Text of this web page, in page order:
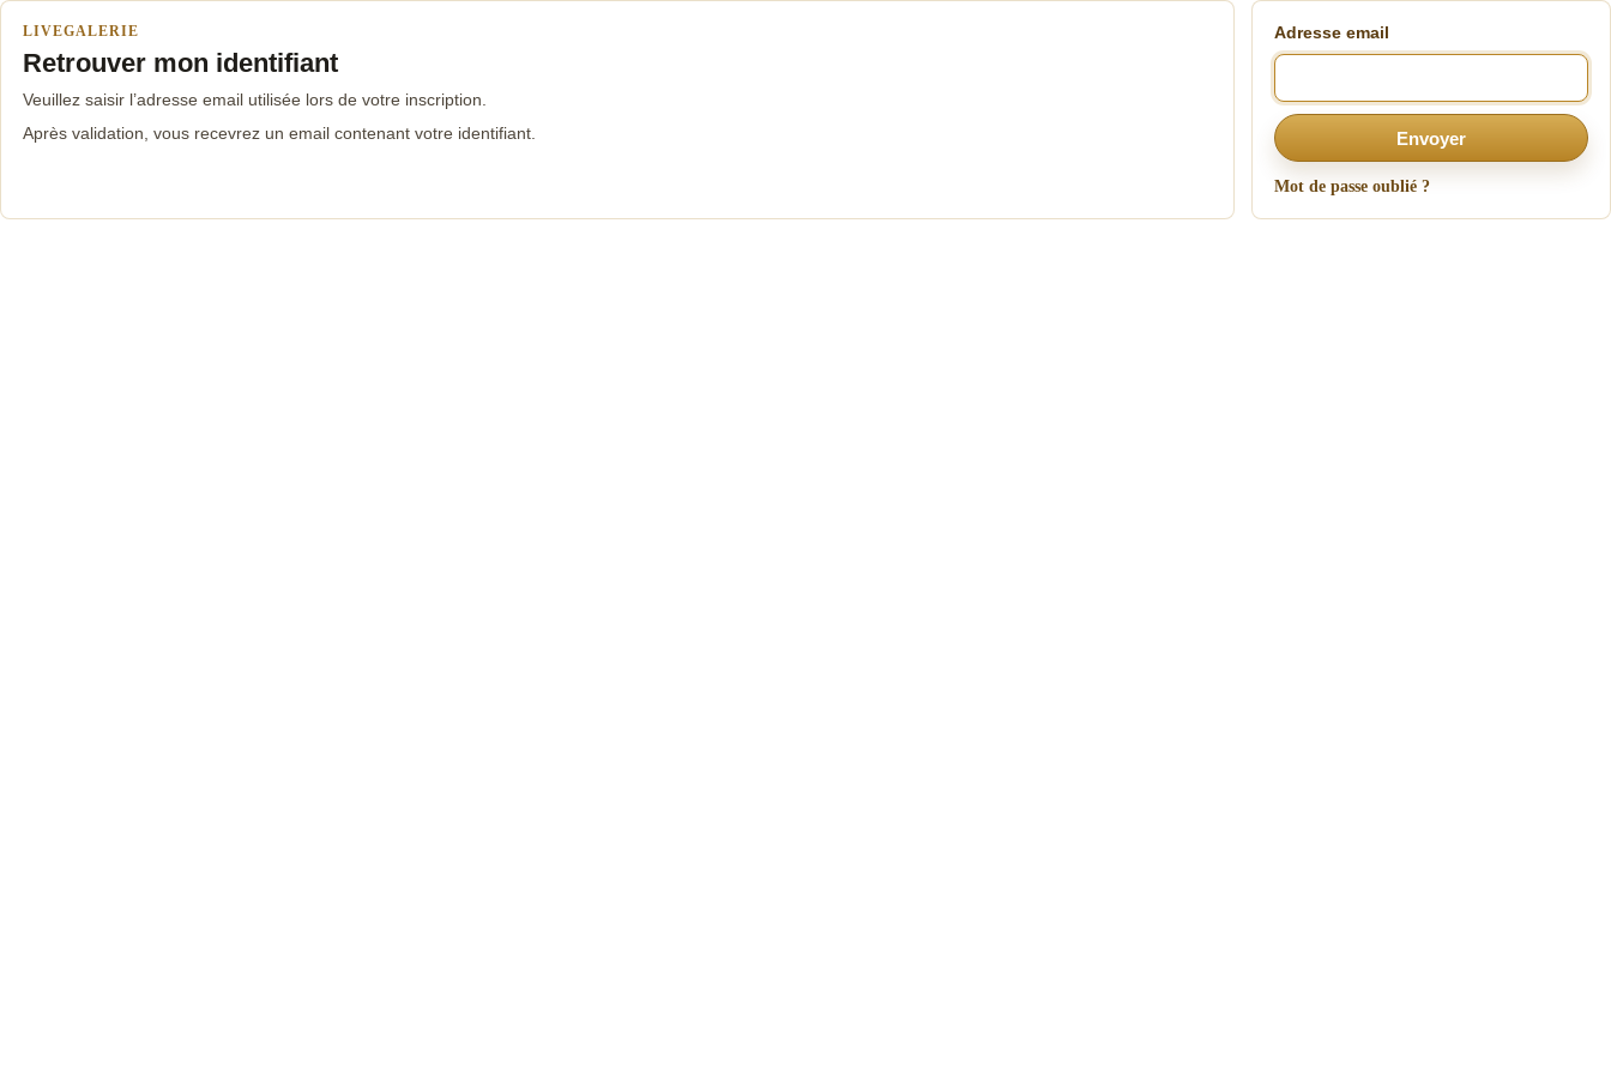
LIVEGALERIE
Retrouver mon identifiant
Veuillez saisir l’adresse email utilisée lors de votre inscription.
Après validation, vous recevrez un email contenant votre identifiant.
Adresse email
Envoyer
Mot de passe oublié ?